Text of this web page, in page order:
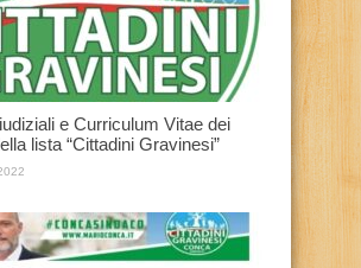
e Curriculum Vitae dei
lista “Cittadini Gravinesi”